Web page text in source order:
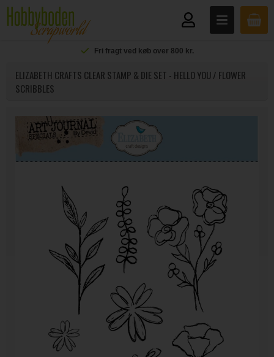
Fri fragt ved køb over 800 kr.
ELIZABETH CRAFTS CLEAR STAMP & DIE SET - HELLO YOU / FLOWER
SCRIBBLES